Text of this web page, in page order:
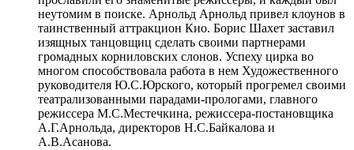
неутомим в поиске. Арнольд Арнольд привел клоунов в
таинственный аттракцион Кио. Борис Шахет заставил
изящных танцовщиц сделать своими партнерами
громадных корниловских слонов. Успеху цирка во
многом способствовала работа в нем Художественного
руководителя Ю.С.Юрского, который прогремел своими
театрализованными парадами-прологами, главного
режиссера М.С.Местечкина, режиссера-постановщика
А.Г.Арнольда, директоров Н.С.Байкалова и
А.В.Асанова.